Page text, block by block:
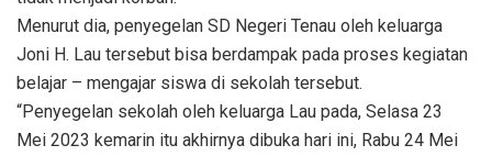
Menurut dia, penyegelan SD Negeri Tenau oleh keluarga
Joni H. Lau tersebut bisa berdampak pada proses kegiatan
belajar – mengajar siswa di sekolah tersebut.
“Penyegelan sekolah oleh keluarga Lau pada, Selasa 23
Mei 2023 kemarin itu akhirnya dibuka hari ini, Rabu 24 Mei